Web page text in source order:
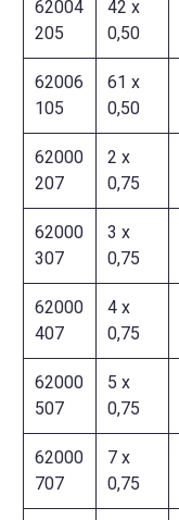
62004
205
42 x
0,50
62006
105
61 x
0,50
62000
207
2 x
0,75
62000
307
3 x
0,75
62000
407
4 x
0,75
62000
507
5 x
0,75
62000
707
7 x
0,75